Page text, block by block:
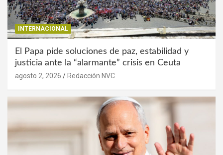
INTERNACIONAL
El Papa pide soluciones de paz, estabilidad y
justicia ante la “alarmante” crisis en Ceuta
agosto 2, 2026 Redacción NVC